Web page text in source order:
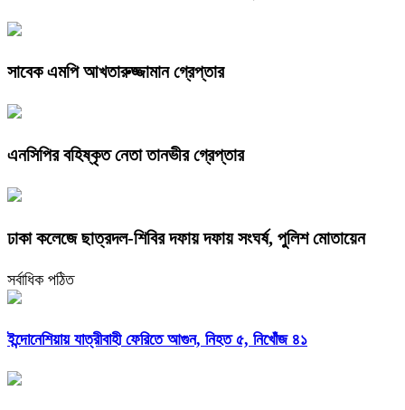
সাবেক এমপি আখতারুজ্জামান গ্রেপ্তার
এনসিপির বহিষ্কৃত নেতা তানভীর গ্রেপ্তার
ঢাকা কলেজে ছাত্রদল-শিবির দফায় দফায় সংঘর্ষ, পুলিশ মোতায়েন
সর্বাধিক পঠিত
ইন্দোনেশিয়ায় যাত্রীবাহী ফেরিতে আগুন, নিহত ৫, নিখোঁজ ৪১